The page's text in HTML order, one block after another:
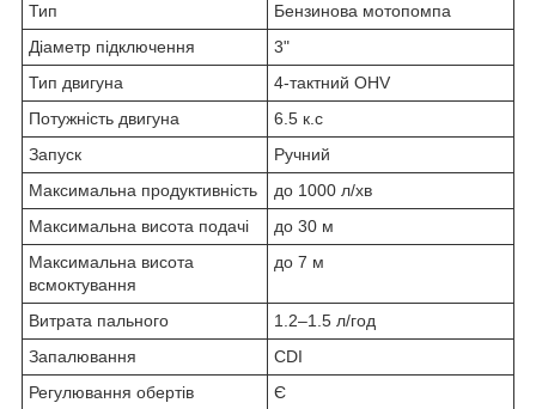
Тип
Бензинова мотопомпа
Діаметр підключення
3"
Тип двигуна
4-тактний OHV
Потужність двигуна
6.5 к.с
Запуск
Ручний
Максимальна продуктивність
до 1000 л/хв
Максимальна висота подачі
до 30 м
Максимальна висота
всмоктування
до 7 м
Витрата пального
1.2–1.5 л/год
Запалювання
CDI
Регулювання обертів
Є